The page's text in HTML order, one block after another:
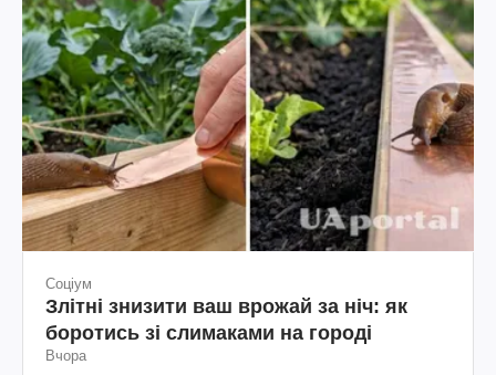
Соціум
Злітні знизити ваш врожай за ніч: як
боротись зі слимаками на городі
Вчора